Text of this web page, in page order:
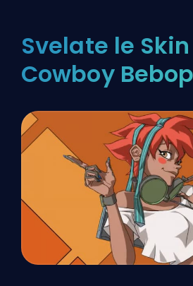
Svelate le
Cowboy Bebop